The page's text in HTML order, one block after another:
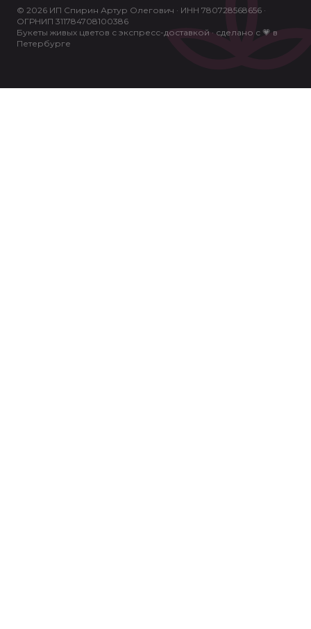
© 2026 ИП Спирин Артур Олегович · ИНН 780728568656 ·
ОГРНИП 311784708100386
Букеты живых цветов с экспресс-доставкой · сделано с 💗 в
Петербурге